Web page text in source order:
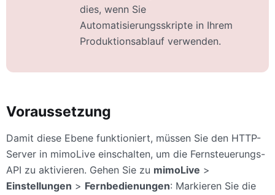
dies, wenn Sie
Automatisierungsskripte in Ihrem
Produktionsablauf verwenden.
Voraussetzung
Damit diese Ebene funktioniert, müssen Sie den HTTP-
Server in mimoLive einschalten, um die Fernsteuerungs-
API zu aktivieren. Gehen Sie zu mimoLive >
Einstellungen > Fernbedienungen: Markieren Sie die